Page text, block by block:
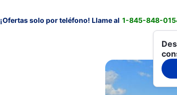
¡Ofertas solo por teléfono! Llame al 1-845-848-